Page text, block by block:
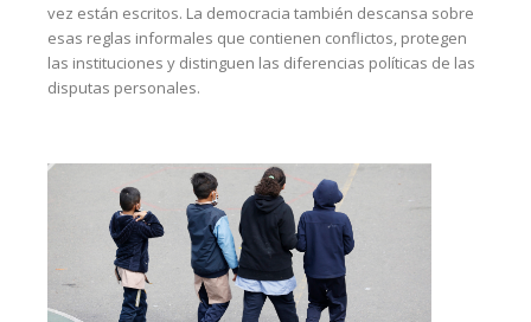
vez están escritos. La democracia también descansa sobre
esas reglas informales que contienen conflictos, protegen
las instituciones y distinguen las diferencias políticas de las
disputas personales.